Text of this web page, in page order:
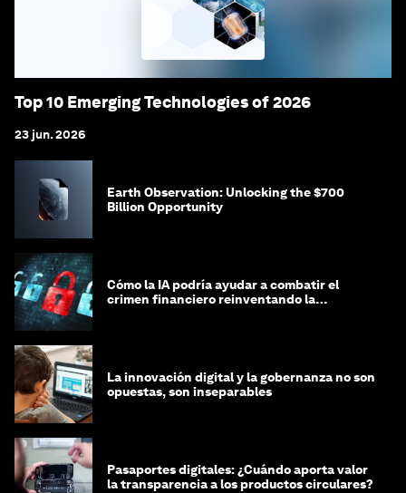
Top 10 Emerging Technologies of 2026
23 jun. 2026
Earth Observation: Unlocking the $700
Billion Opportunity
Cómo la IA podría ayudar a combatir el
crimen financiero reinventando la
La innovación digital y la gobernanza no son
opuestas, son inseparables
Pasaportes digitales: ¿Cuándo aporta valor
la transparencia a los productos circulares?